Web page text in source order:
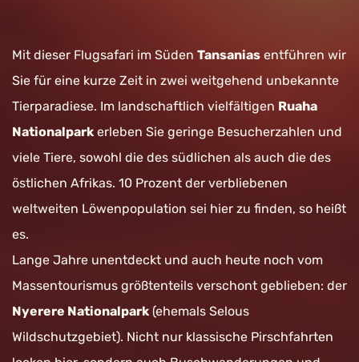
Mit dieser Flugsafari im Süden Tansanias entführen wir
Sie für eine kurze Zeit in zwei weitgehend unbekannte
Tierparadiese. Im landschaftlich vielfältigen Ruaha
Nationalpark erleben Sie geringe Besucherzahlen und
viele Tiere, sowohl die des südlichen als auch die des
östlichen Afrikas. 10 Prozent der verbliebenen
weltweiten Löwenpopulation sei hier zu finden, so heißt
es.
Lange Jahre unentdeckt und auch heute noch vom
Massentourismus größtenteils verschont geblieben: der
Nyerere Nationalpark (ehemals Selous
Wildschutzgebiet). Nicht nur klassische Pirschfahrten